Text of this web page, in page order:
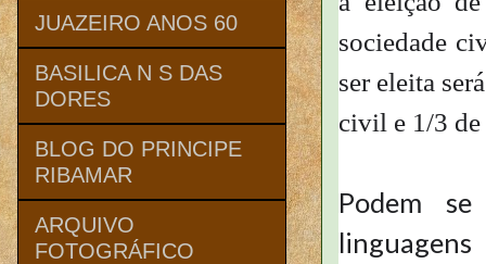
sociedade
ser eleita
civil e 1/3 de
Podem
JUAZEIRO ANOS 60
BASILICA N S DAS
DORES
BLOG DO PRINCIPE
RIBAMAR
ARQUIVO
FOTOGRÁFICO